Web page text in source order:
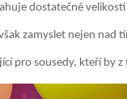
dostatečné
zamyslet nejen nad
pro sousedy, kteří